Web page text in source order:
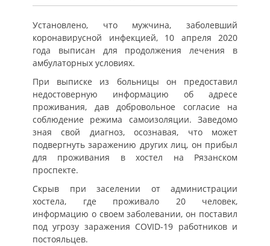
Установлено, что мужчина, заболевший
коронавирусной инфекцией, 10 апреля 2020
года выписан для продолжения лечения в
амбулаторных условиях.
При выписке из больницы он предоставил
недостоверную информацию об адресе
проживания, дав добровольное согласие на
соблюдение режима самоизоляции. Заведомо
зная свой диагноз, осознавая, что может
подвергнуть заражению других лиц, он прибыл
для проживания в хостел на Рязанском
проспекте.
Скрыв при заселении от администрации
хостела, где проживало 20 человек,
информацию о своем заболевании, он поставил
под угрозу заражения COVID-19 работников и
постояльцев.